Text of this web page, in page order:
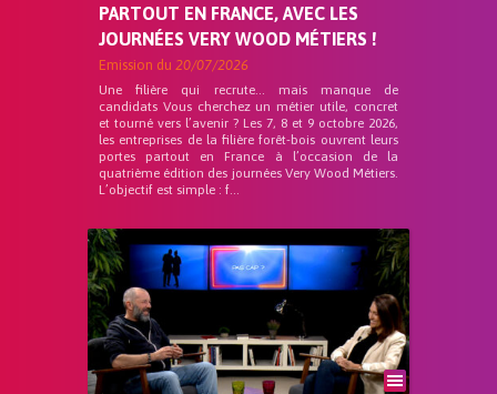
PARTOUT EN FRANCE, AVEC LES
JOURNÉES VERY WOOD MÉTIERS !
Emission du 20/07/2026
Une filière qui recrute… mais manque de
candidats Vous cherchez un métier utile, concret
et tourné vers l’avenir ? Les 7, 8 et 9 octobre 2026,
les entreprises de la filière forêt-bois ouvrent leurs
portes partout en France à l’occasion de la
quatrième édition des journées Very Wood Métiers.
L’objectif est simple : f...